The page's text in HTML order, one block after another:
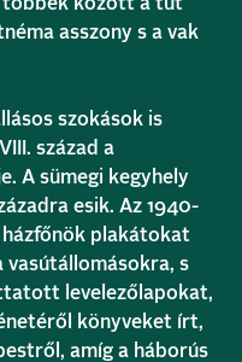
asszony s a vak
szokások is
század a
A sümegi kegyhely
esik. Az 1940-
házfőnök plakátokat
s
levelezőlapokat,
könyveket írt,
amíg a háborús